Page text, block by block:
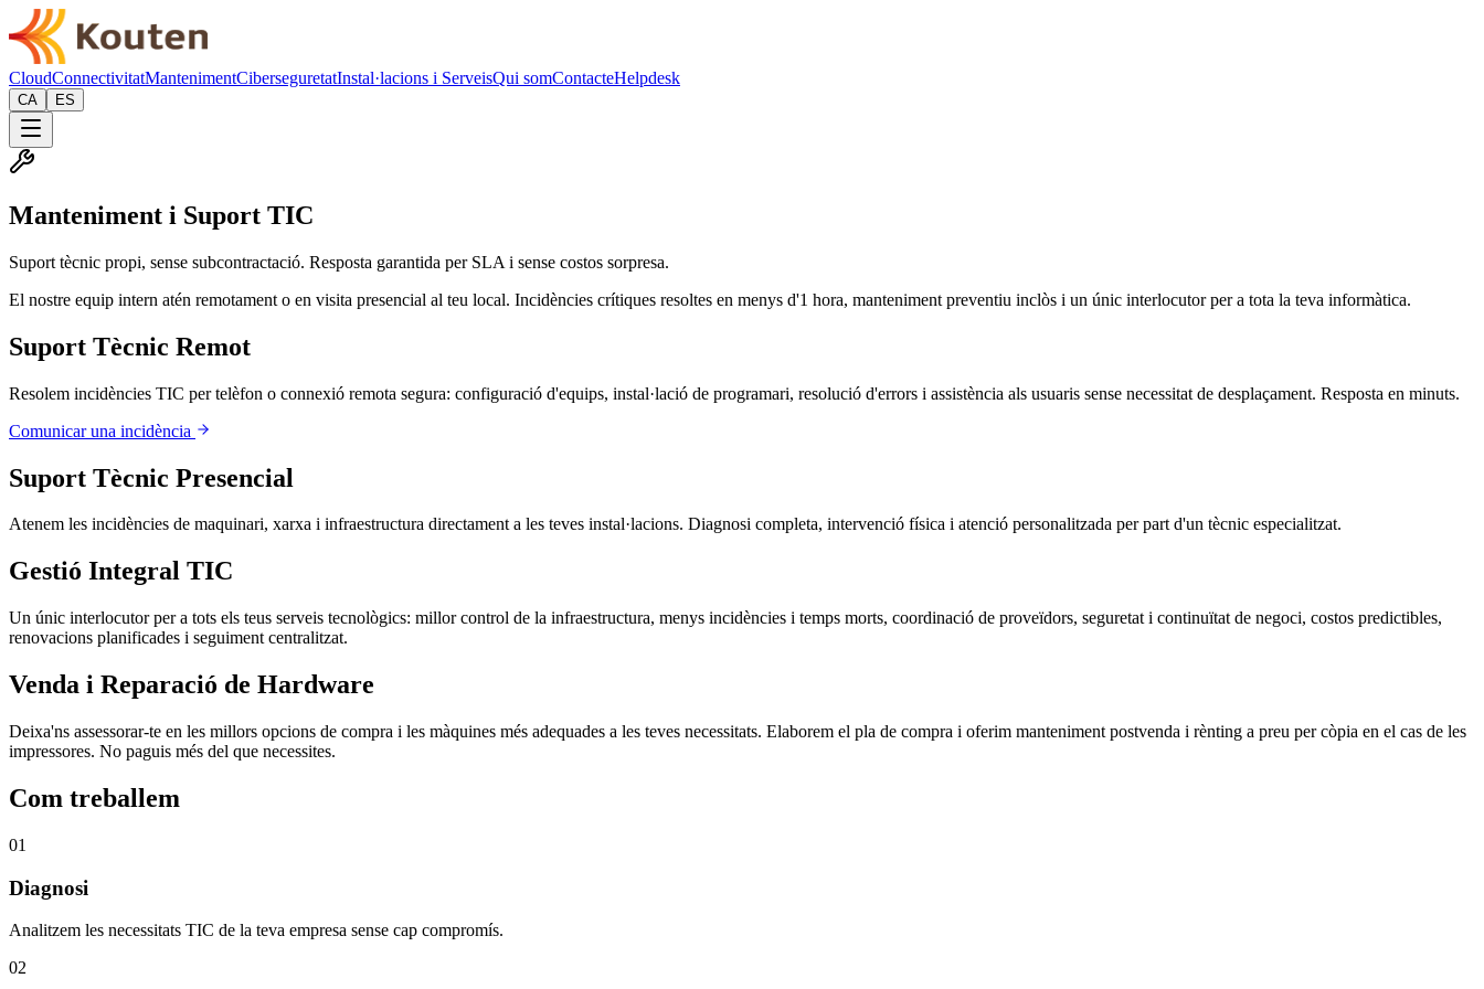
CloudConnectivitatMantenimentCiberseguretatInstal·lacions i ServeisQui somContacteHelpdesk
CA ES
Manteniment i Suport TIC
Suport tècnic propi, sense subcontractació. Resposta garantida per SLA i sense costos sorpresa.
El nostre equip intern atén remotament o en visita presencial al teu local. Incidències crítiques resoltes en menys d'1 hora, manteniment preventiu inclòs i un únic interlocutor per a tota la teva informàtica.
Suport Tècnic Remot
Resolem incidències TIC per telèfon o connexió remota segura: configuració d'equips, instal·lació de programari, resolució d'errors i assistència als usuaris sense necessitat de desplaçament. Resposta en minuts.
Comunicar una incidència
Suport Tècnic Presencial
Atenem les incidències de maquinari, xarxa i infraestructura directament a les teves instal·lacions. Diagnosi completa, intervenció física i atenció personalitzada per part d'un tècnic especialitzat.
Gestió Integral TIC
Un únic interlocutor per a tots els teus serveis tecnològics: millor control de la infraestructura, menys incidències i temps morts, coordinació de proveïdors, seguretat i continuïtat de negoci, costos predictibles,
renovacions planificades i seguiment centralitzat.
Venda i Reparació de Hardware
Deixa'ns assessorar-te en les millors opcions de compra i les màquines més adequades a les teves necessitats. Elaborem el pla de compra i oferim manteniment postvenda i rènting a preu per còpia en el cas de les
impressores. No paguis més del que necessites.
Com treballem
01
Diagnosi
Analitzem les necessitats TIC de la teva empresa sense cap compromís.
02